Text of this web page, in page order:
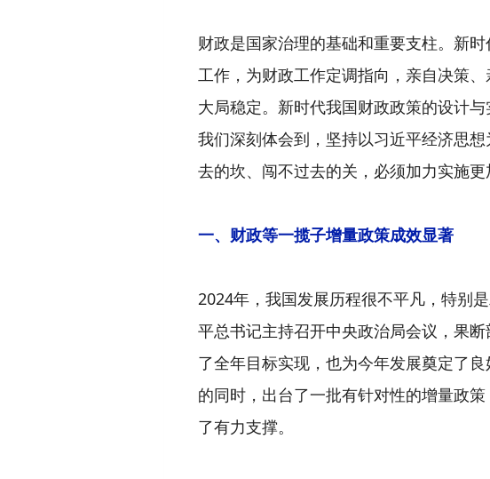
财政是国家治理的基础和重要支柱。新
工作，为财政工作定调指向，亲自决策
大局稳定。新时代我国财政政策的设计
我们深刻体会到，坚持以习近平经济思
去的坎、闯不过去的关，必须加力实施
一、财政等一揽子增量政策成效显著
2024年，我国发展历程很不平凡，特别
平总书记主持召开中央政治局会议，果
了全年目标实现，也为今年发展奠定了
的同时，出台了一批有针对性的增量政
了有力支撑。